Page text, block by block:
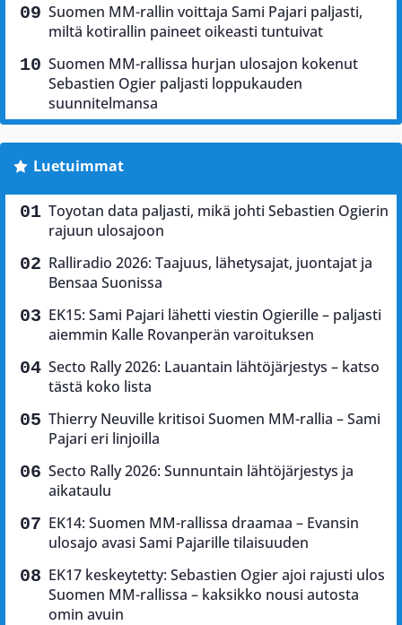
Suomen MM-rallin voittaja Sami Pajari paljasti,
miltä kotirallin paineet oikeasti tuntuivat
Suomen MM-rallissa hurjan ulosajon kokenut
Sebastien Ogier paljasti loppukauden
suunnitelmansa
Luetuimmat
Toyotan data paljasti, mikä johti Sebastien Ogierin
rajuun ulosajoon
Ralliradio 2026: Taajuus, lähetysajat, juontajat ja
Bensaa Suonissa
EK15: Sami Pajari lähetti viestin Ogierille – paljasti
aiemmin Kalle Rovanperän varoituksen
Secto Rally 2026: Lauantain lähtöjärjestys – katso
tästä koko lista
Thierry Neuville kritisoi Suomen MM-rallia – Sami
Pajari eri linjoilla
Secto Rally 2026: Sunnuntain lähtöjärjestys ja
aikataulu
EK14: Suomen MM-rallissa draamaa – Evansin
ulosajo avasi Sami Pajarille tilaisuuden
EK17 keskeytetty: Sebastien Ogier ajoi rajusti ulos
Suomen MM-rallissa – kaksikko nousi autosta
omin avuin